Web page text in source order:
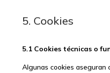
5. Cookies
5.1 Cookies técnicas o
Algunas cookies